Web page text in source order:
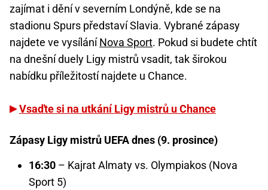
zajímat i dění v severním Londýně, kde se na
stadionu Spurs představí Slavia. Vybrané zápasy
najdete ve vysíláníNova Sport. Pokud si budete chtít
na dnešní duely Ligy mistrů vsadit, tak širokou
nabídku příležitostí najdete u Chance.
Vsaďte si na utkání Ligy mistrů u Chance
Zápasy Ligy mistrů UEFA dnes (9. prosince)
16:30 – Kajrat Almaty vs. Olympiakos (Nova
Sport 5)